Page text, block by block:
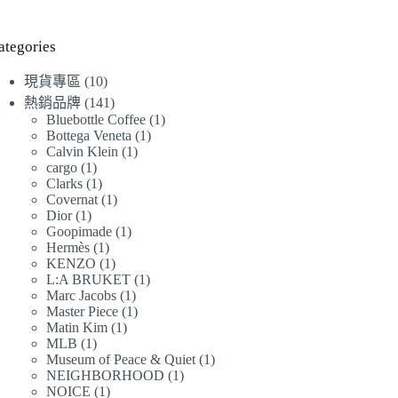
現貨專區 1010
個
產
品
熱銷品牌 141141
個
產
品
Bluebottle Coffee 11
Bottega Veneta 11
Calvin Klein 11
cargo 11
個
產
品
Clarks 11
個
產
品
Covernat 11
產
品
Dior 11
個
產
品
Goopimade 11
產
品
Hermès 11
個
產
品
KENZO 11
個
產
品
L:A BRUKET 11
Marc Jacobs 11
個
品
Master Piece 11
品
Matin Kim 11
產
MLB 11
個
產
Museum of Peace & Quiet 11
NEIGHBORHOOD 11
NOICE 11